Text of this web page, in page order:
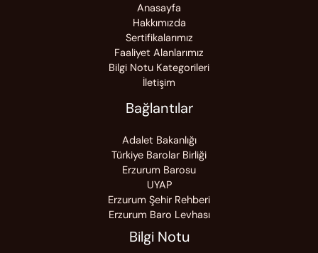
Anasayfa
Hakkımızda
Sertifikalarımız
Faaliyet Alanlarımız
Bilgi Notu Kategorileri
İletişim
Bağlantılar
Adalet Bakanlığı
Türkiye Barolar Birliği
Erzurum Barosu
UYAP
Erzurum Şehir Rehberi
Erzurum Baro Levhası
Bilgi Notu